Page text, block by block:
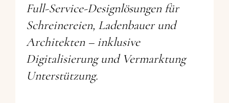
Full-Service-Designlösungen für
Schreinereien, Ladenbauer und
Architekten – inklusive
Digitalisierung und Vermarktung
Unterstützung.